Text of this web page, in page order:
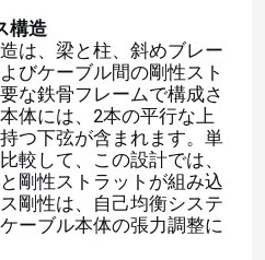
構造
は、梁と柱、斜めブレー
びケーブル間の剛性スト
な鉄骨フレームで構成さ
体には、2本の平行な上
つ下弦が含まれます。単
較して、この設計では、
剛性ストラットが組み込
剛性は、自己均衡システ
ーブル本体の張力調整に